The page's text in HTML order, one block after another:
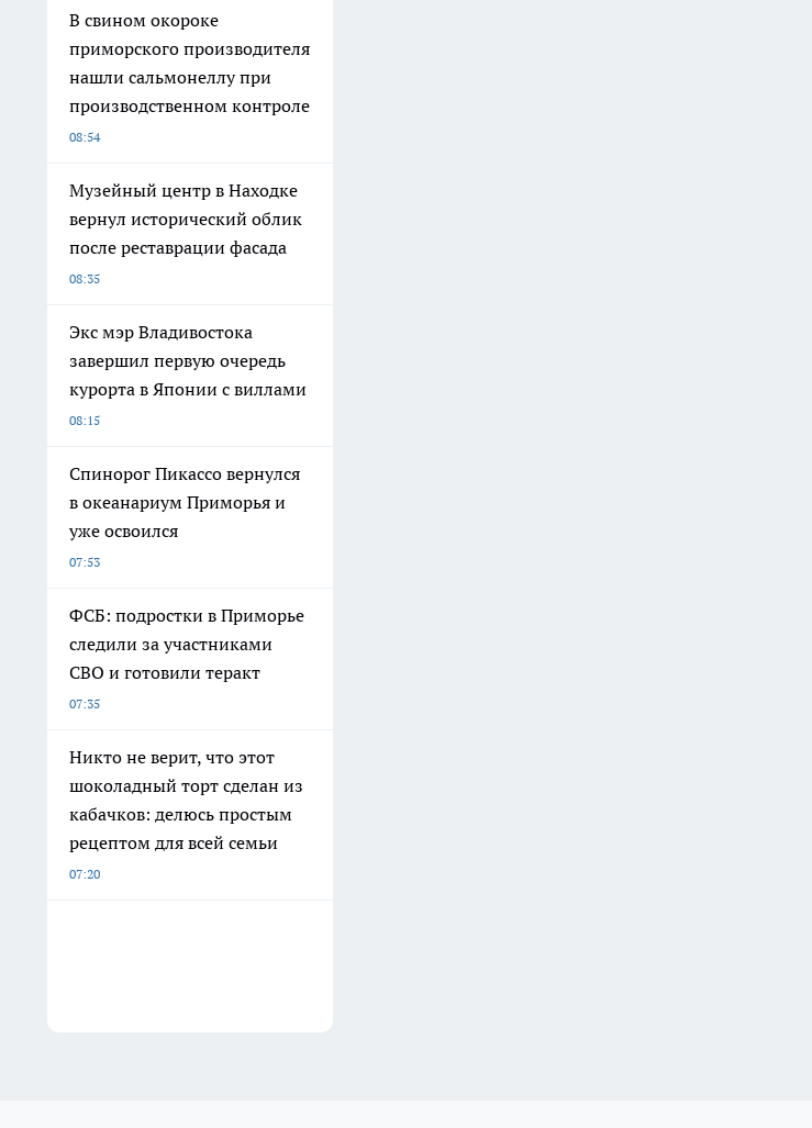
В свином окороке
приморского производителя
нашли сальмонеллу при
производственном контроле
08:54
Музейный центр в Находке
вернул исторический облик
после реставрации фасада
08:35
Экс мэр Владивостока
завершил первую очередь
курорта в Японии с виллами
08:15
Спинорог Пикассо вернулся
в океанариум Приморья и
уже освоился
07:53
ФСБ: подростки в Приморье
следили за участниками
СВО и готовили теракт
07:35
Никто не верит, что этот
шоколадный торт сделан из
кабачков: делюсь простым
рецептом для всей семьи
07:20